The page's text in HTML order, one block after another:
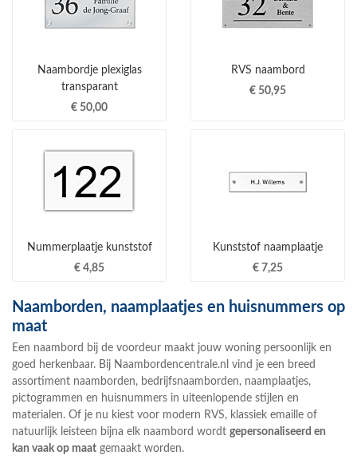
Naambordje plexiglas
transparant
€ 50,00
RVS naambord
€ 50,95
Nummerplaatje kunststof
€ 4,85
Kunststof naamplaatje
€ 7,25
Naamborden, naamplaatjes en huisnummers op
maat
Een naambord bij de voordeur maakt jouw woning persoonlijk en
goed herkenbaar. Bij Naambordencentrale.nl vind je een breed
assortiment naamborden, bedrijfsnaamborden, naamplaatjes,
pictogrammen en huisnummers in uiteenlopende stijlen en
materialen. Of je nu kiest voor modern RVS, klassiek emaille of
natuurlijk leisteen bijna elk naambord wordt gepersonaliseerd en
kan vaakop maat gemaakt worden.